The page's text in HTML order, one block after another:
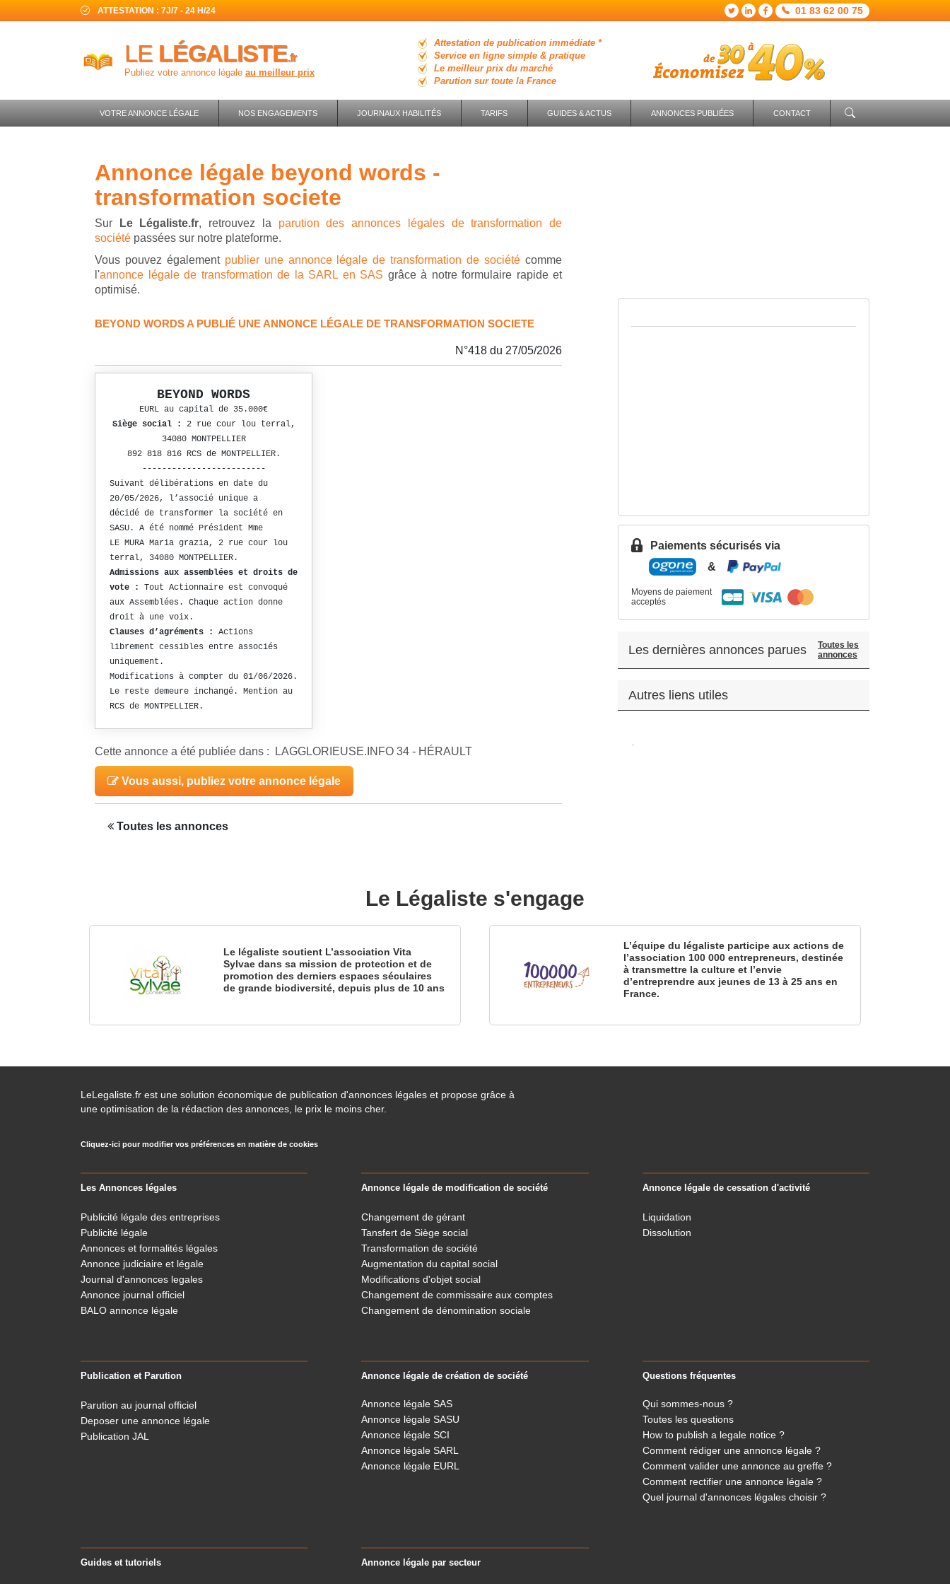
ATTESTATION : 7J/7 - 24 H/24 01 83 62 00 75
LE LÉGALISTE.fr
Publiez votre annonce légale au meilleur prix
Attestation de publication immédiate *
Service en ligne simple & pratique
Le meilleur prix du marché
Parution sur toute la France
VOTRE ANNONCE LÉGALE NOS ENGAGEMENTS JOURNAUX HABILITÉS TARIFS GUIDES & ACTUS ANNONCES PUBLIÉES CONTACT
annonce légale beyond words -
transformation societe
Sur Le Légaliste.fr, retrouvez la parution des annonces légales de transformation de
société passées sur notre plateforme.
Vous pouvez également publier une annonce légale de transformation de société comme
l'annonce légale de transformation de la SARL en SAS grâce à notre formulaire rapide et
optimisé.
BEYOND WORDS A PUBLIÉ UNE ANNONCE LÉGALE DE TRANSFORMATION SOCIETE
N°418 du 27/05/2026
BEYOND WORDS
EURL au capital de 35.000€
Siège social : 2 rue cour lou terral,
34080 MONTPELLIER
892 818 816 RCS de MONTPELLIER.
-------------------------
Suivant délibérations en date du
20/05/2026, l’associé unique a
décidé de transformer la société en
SASU. A été nommé Président Mme
LE MURA Maria grazia, 2 rue cour lou
terral, 34080 MONTPELLIER.
Admissions aux assemblées et droits de
vote : Tout Actionnaire est convoqué
aux Assemblées. Chaque action donne
droit à une voix.
Clauses d’agréments :
Actions
librement cessibles entre associés
uniquement.
Modifications à compter du 01/06/2026.
Le reste demeure inchangé. Mention au
RCS de MONTPELLIER.
Cette annonce a été publiée dans : LAGGLORIEUSE.INFO 34 - HÉRAULT
Vous aussi, publiez votre annonce légale
Toutes les annonces
Paiements sécurisés via
&
Moyens de paiement
acceptés
Les dernières annonces parues
Toutes les
annonces
Autres liens utiles
.
Le Légaliste s'engage
Le légaliste soutient L’association Vita
Sylvae dans sa mission de protection et de
promotion des derniers espaces séculaires
de grande biodiversité, depuis plus de 10 ans
L’équipe du légaliste participe aux actions de
l’association 100 000 entrepreneurs, destinée
à transmettre la culture et l’envie
d’entreprendre aux jeunes de 13 à 25 ans en
France.
LeLegaliste.fr est une solution économique de publication d'annonces légales et propose grâce à
une optimisation de la rédaction des annonces, le prix le moins cher.
Cliquez-ici pour modifier vos préférences en matière de cookies
Les Annonces légales
Publicité légale des entreprises
Publicité légale
Annonces et formalités légales
Annonce judiciaire et légale
Journal d'annonces legales
Annonce journal officiel
BALO annonce légale
Annonce légale de modification de société
Changement de gérant
Tansfert de Siège social
Transformation de société
Augmentation du capital social
Modifications d'objet social
Changement de commissaire aux comptes
Changement de dénomination sociale
Annonce légale de cessation d'activité
Liquidation
Dissolution
Publication et Parution
Parution au journal officiel
Deposer une annonce légale
Publication JAL
Annonce légale de création de société
Annonce légale SAS
Annonce légale SASU
Annonce légale SCI
Annonce légale SARL
Annonce légale EURL
Questions fréquentes
Qui sommes-nous ?
Toutes les questions
How to publish a legale notice ?
Comment rédiger une annonce légale ?
Comment valider une annonce au greffe ?
Comment rectifier une annonce légale ?
Quel journal d'annonces légales choisir ?
Guides et tutoriels Annonce légale par secteur